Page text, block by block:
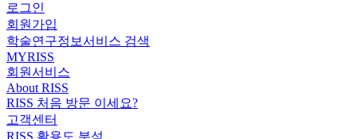
로그인
회원가입
학술연구정보서비스 검색
MYRISS
회원서비스
About RISS
RISS 처음 방문 이세요?
고객센터